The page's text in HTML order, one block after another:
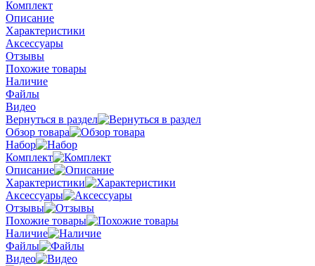
Комплект
Описание
Характеристики
Аксессуары
Отзывы
Похожие товары
Наличие
Файлы
Видео
Вернуться в раздел
Обзор товара
Набор
Комплект
Описание
Характеристики
Аксессуары
Отзывы
Похожие товары
Наличие
Файлы
Видео